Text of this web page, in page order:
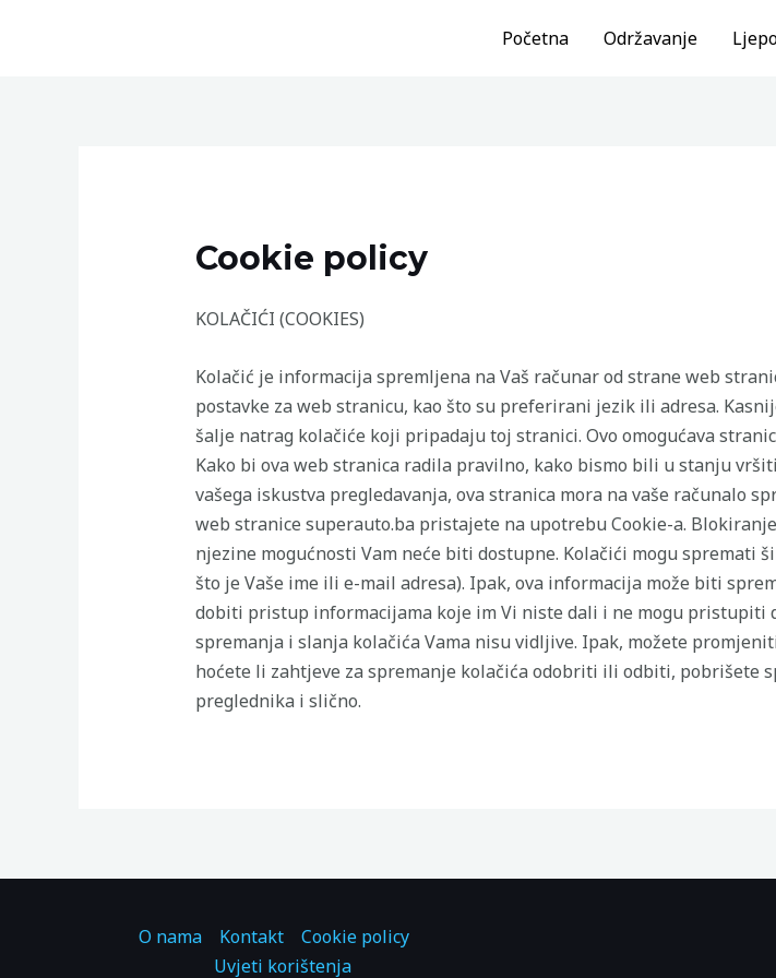
Početna Održavanje
Cookie policy
KOLAČIĆI (COOKIES)
Kolačić je informacija spremljena na Vaš računar od strane web
postavke za web stranicu, kao što su preferirani jezik ili adresa.
šalje natrag kolačiće koji pripadaju toj stranici. Ovo omogućava
Kako bi ova web stranica radila pravilno, kako bismo bili u stanju
vašega iskustva pregledavanja, ova stranica mora na vaše računalo
web stranice superauto.ba pristajete na upotrebu Cookie-a.
njezine mogućnosti Vam neće biti dostupne. Kolačići mogu
što je Vaše ime ili e-mail adresa). Ipak, ova informacija može biti
dobiti pristup informacijama koje im Vi niste dali i ne mogu pristupiti
spremanja i slanja kolačića Vama nisu vidljive. Ipak, možete
hoćete li zahtjeve za spremanje kolačića odobriti ili odbiti,
preglednika i slično.
O nama Kontakt
Cookie policy
Uvjeti korištenja